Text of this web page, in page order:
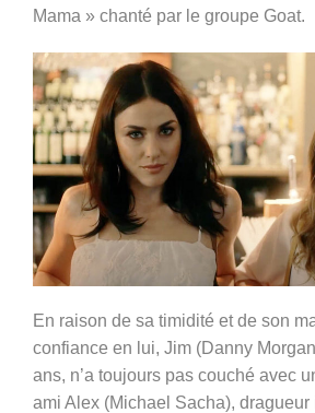
Mama » chanté par le groupe Goat.
En raison de sa timidité et de son
confiance en lui, Jim (Danny
ans, n’a toujours pas couché avec
ami Alex (Michael Sacha), dragueur